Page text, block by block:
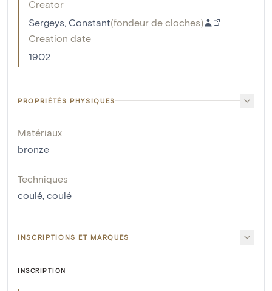
Creator
Sergeys, Constant(fondeur de cloches)
Creation date
1902
PROPRIÉTÉS PHYSIQUES
Matériaux
bronze
Techniques
coulé coulé
INSCRIPTIONS ET MARQUES
INSCRIPTION